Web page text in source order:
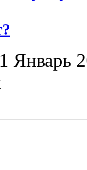
Январь